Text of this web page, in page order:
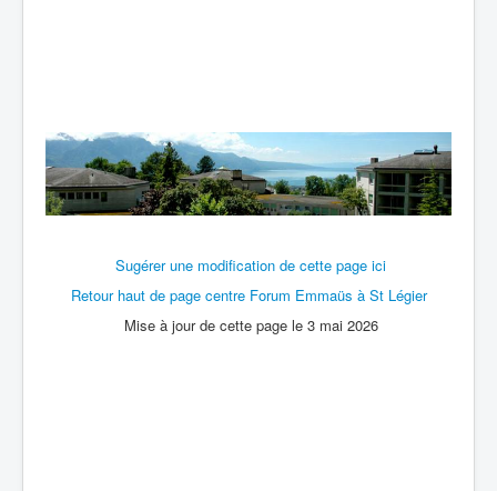
Sugérer une modification de cette page ici
Retour haut de page centre Forum Emmaüs à St Légier
Mise à jour de cette page le 3 mai 2026